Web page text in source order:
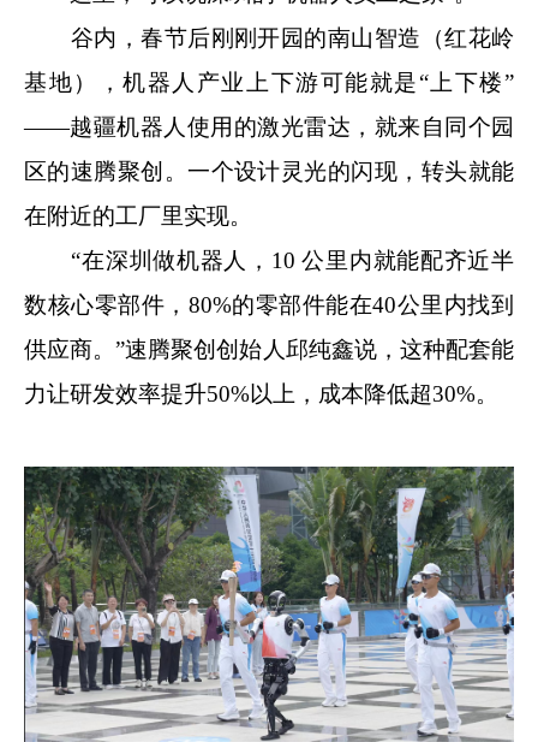
谷内，春节后刚刚开园的南山智造（红花岭
基地），机器人产业上下游可能就是“上下楼”
——越疆机器人使用的激光雷达，就来自同个园
区的速腾聚创。一个设计灵光的闪现，转头就能
在附近的工厂里实现。
“在深圳做机器人，10 公里内就能配齐近半
数核心零部件，80%的零部件能在40公里内找到
供应商。”速腾聚创创始人邱纯鑫说，这种配套能
力让研发效率提升50%以上，成本降低超30%。